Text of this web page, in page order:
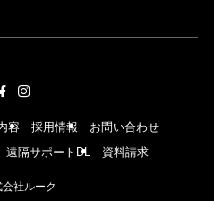
容 採用情報
お問い合わせ
遠隔サポートDL 資料請求
会社ルーク